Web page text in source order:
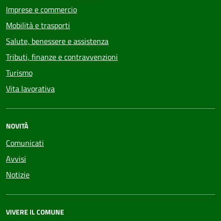
Imprese e commercio
Mobilità e trasporti
Salute, benessere e assistenza
Tributi, finanze e contravvenzioni
Turismo
Vita lavorativa
NOVITÀ
Comunicati
Avvisi
Notizie
VIVERE IL COMUNE